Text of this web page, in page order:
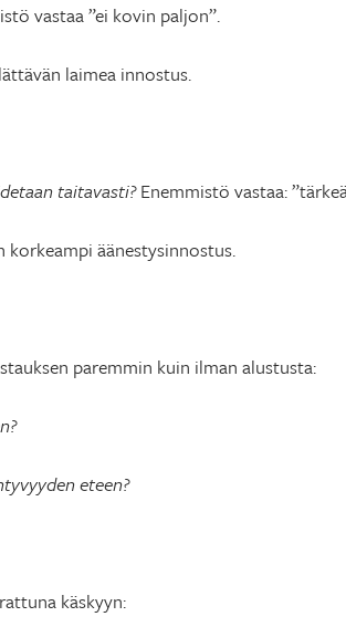
vastaa ”ei kovin paljon”.
laimea innostus.
taitavasti?Enemmistö vastaa:
korkeampi äänestysinnostus.
paremmin kuin ilman alustusta:
eteen?
käskyyn: